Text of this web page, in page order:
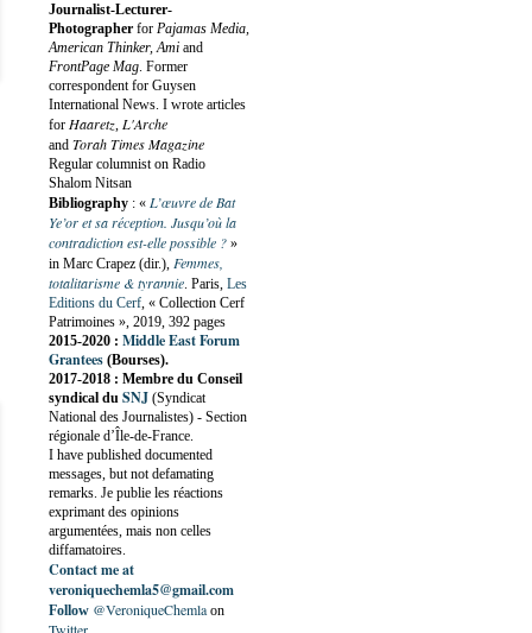
Journalist-Lecturer-
Photographer for Pajamas Media,
American Thinker, Ami and
FrontPage Mag. Former
correspondent for Guysen
International News. I wrote articles
for Haaretz, L'Arche
and Torah Times Magazine
Regular columnist on Radio
Shalom Nitsan
Bibliography : « L’œuvre de Bat
Ye’or et sa réception. Jusqu’où la
contradiction est-elle possible ? »
in Marc Crapez (dir.), Femmes,
totalitarisme & tyrannie. Paris, Les
Editions du Cerf, « Collection Cerf
Patrimoines », 2019, 392 pages
2015-2020 : Middle East Forum
Grantees (Bourses).
2017-2018 : Membre du Conseil
syndical du SNJ (Syndicat
National des Journalistes) - Section
régionale d’Île-de-France.
I have published documented
messages, but not defamating
remarks. Je publie les réactions
exprimant des opinions
argumentées, mais non celles
diffamatoires.
Contact me at
veroniquechemla5@gmail.com
Follow @VeroniqueChemlaon